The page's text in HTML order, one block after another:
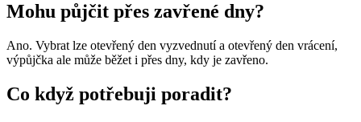
Mohu půjčit přes zavřené dny?
Ano. Vybrat lze otevřený den vyzvednutí a otevřený den vrácení,
výpůjčka ale může běžet i přes dny, kdy je zavřeno.
Co když potřebuji poradit?